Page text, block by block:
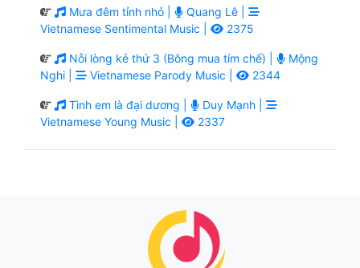
Mưa đêm tỉnh nhỏ |
Quang Lê |
Vietnamese Sentimental Music |
2375
Nỗi lòng kẻ thứ 3 (Bông mua tím chế) |
Mộng
Nghi |
Vietnamese Parody Music | 2344
Tình em là đại dương |
Duy Mạnh |
Vietnamese Young Music |
2337